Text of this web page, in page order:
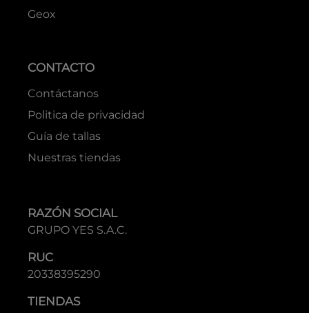
Geox
CONTACTO
Contáctanos
Politica de privacidad
Guía de tallas
Nuestras tiendas
RAZÓN SOCIAL
GRUPO YES S.A.C.
RUC
20338395290
TIENDAS